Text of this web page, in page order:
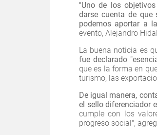
"Uno de los
darse cuenta de
podemos aportar a
evento, Alejandro
La buena noticia es
fue declarado
que es la forma en
turismo, las
De igual manera,
el sello diferenciador
cumple con los
progreso social",